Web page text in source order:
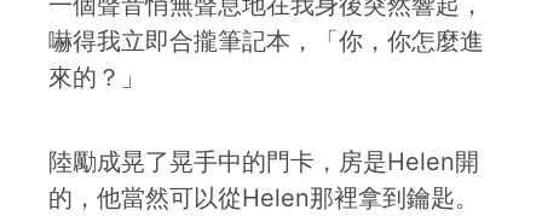
嚇得我立即合攏筆記本，「你，你怎麼進
來的？」
陸勵成晃了晃手中的門卡，房是Helen開
的，他當然可以從Helen那裡拿到鑰匙。